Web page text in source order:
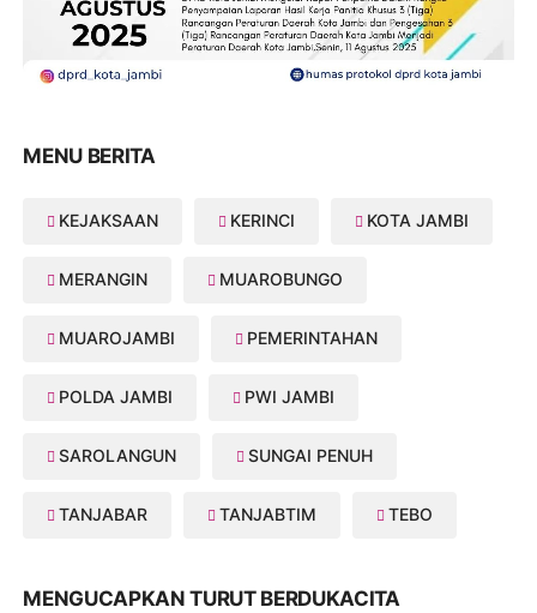
MENU BERITA
KEJAKSAAN KERINCI KOTA JAMBI
MERANGIN MUAROBUNGO
MUAROJAMBI PEMERINTAHAN
POLDA JAMBI PWI JAMBI
SAROLANGUN SUNGAI PENUH
TANJABAR TANJABTIM TEBO
MENGUCAPKAN TURUT BERDUKACITA